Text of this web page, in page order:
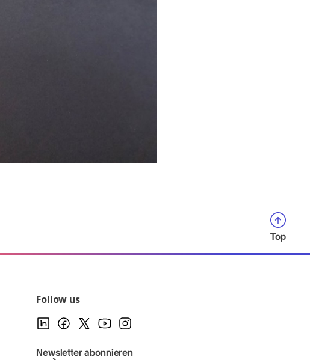
Top
Follow us
Newsletter abonnieren